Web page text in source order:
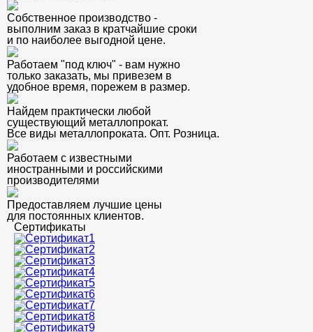
Собственное производство -
выполним заказ в кратчайшие сроки
и по наиболее выгодной цене.
Работаем "под ключ" - вам нужно
только заказать, мы привезем в
удобное время, порежем в размер.
Найдем практически любой
существующий металлопрокат.
Все виды металлопроката. Опт. Розница.
Работаем с известными
иностранными и российскими
производителями
Предоставляем лучшие цены
для постоянных клиентов.
Сертификаты